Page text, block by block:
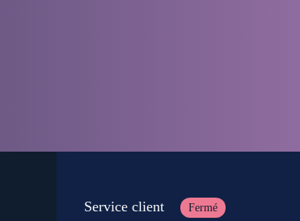
Service client Fermé